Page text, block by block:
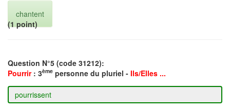
chantent
(1 point)
Question N°5 (code 31212):
Pourrir: 3ème personne du pluriel - Ils/Elles ...